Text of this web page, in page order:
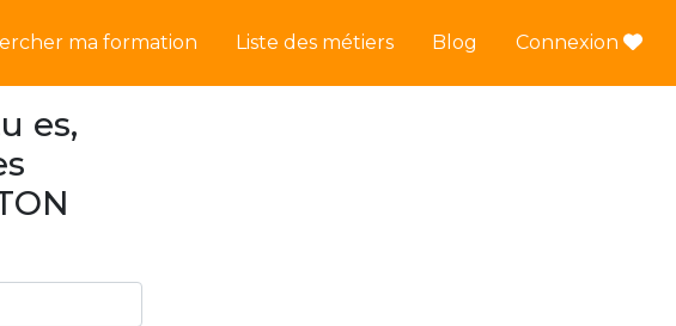
ma formation Liste des métiers Blog Connexion
es,